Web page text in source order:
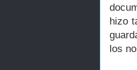
hizo
los